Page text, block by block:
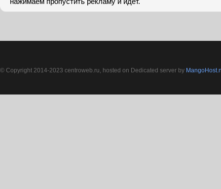
© Copyright 2014-2023 centroweb.ru, hosted on Dedicated server by